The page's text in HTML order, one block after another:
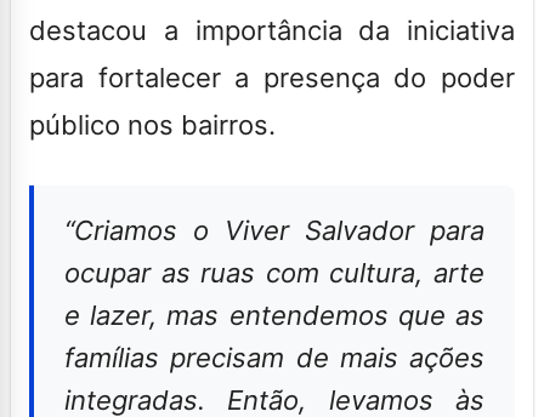
destacou a importância da iniciativa
para fortalecer a presença do poder
público nos bairros.
“Criamos o Viver Salvador para
ocupar as ruas com cultura, arte
e lazer, mas entendemos que as
famílias precisam de mais ações
integradas. Então, levamos às